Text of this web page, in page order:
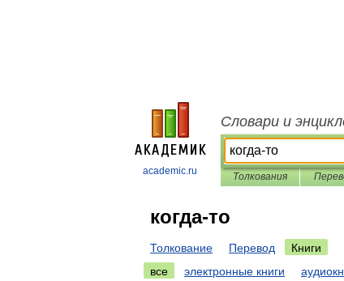
academic.ru
Словари и
Толкования
когда-то
Толкование Перевод
Книги
все
электронные книги